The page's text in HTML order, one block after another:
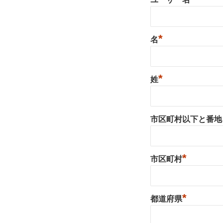
名*
姓*
市区町村以下と番
市区町村*
都道府県*